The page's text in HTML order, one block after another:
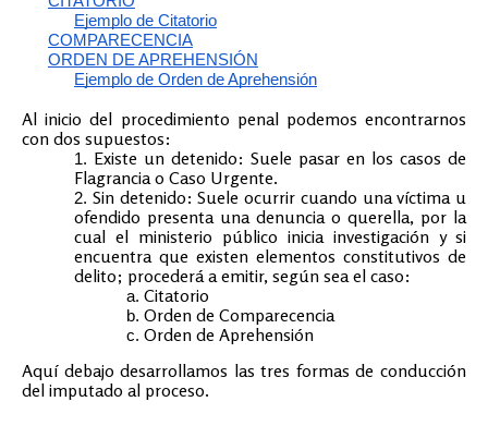
Ejemplo de Citatorio
COMPARECENCIA
ORDEN DE APREHENSIÓN
Ejemplo de Orden de Aprehensión
Al inicio del procedimiento penal podemos encontrarnos
con dos supuestos:
Existe un detenido: Suele pasar en los casos de
Flagrancia o Caso Urgente.
Sin detenido: Suele ocurrir cuando una víctima u
ofendido presenta una denuncia o querella, por la
cual el ministerio público inicia investigación y si
encuentra que existen elementos constitutivos de
delito; procederá a emitir, según sea el caso:
Citatorio
Orden de Comparecencia
Orden de Aprehensión
Aquí debajo desarrollamos las tres formas de conducción
del imputado al proceso.